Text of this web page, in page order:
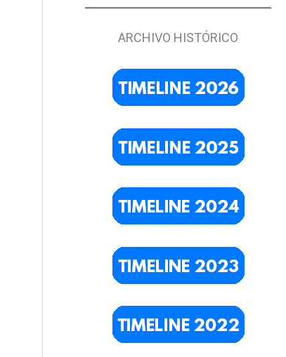
ARCHIVO HISTÓRICO